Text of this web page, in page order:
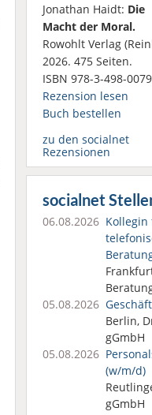
Jonathan Haidt: Die
Macht der Moral.
Rowohlt Verlag
2026. 475 Seiten.
ISBN 978-3-498-
Rezension lesen
Buch bestellen
zu den socialnet
Rezensionen
socialnet
06.08.2026 Kollegin
05.08.2026
Berlin,
gGmbH
05.08.2026
(w/m/d)
gGmbH